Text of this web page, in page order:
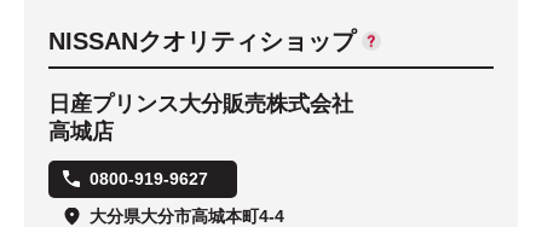
NISSANクオリティショップ
日産プリンス大分販売株式会社
高城店
0800-919-9627
大分県大分市高城本町4-4